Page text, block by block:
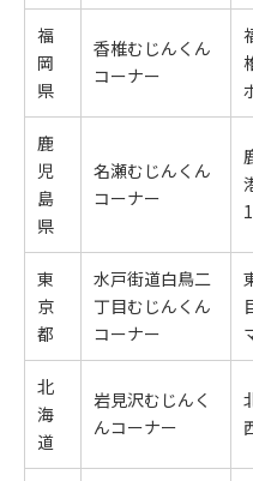
福
岡
県
香椎むじんくん
コーナー
鹿
児
島
県
名瀬むじんくん
コーナー
東
京
都
水戸街道白鳥二
丁目むじんくん
コーナー
北
海
道
岩見沢むじんく
んコーナー